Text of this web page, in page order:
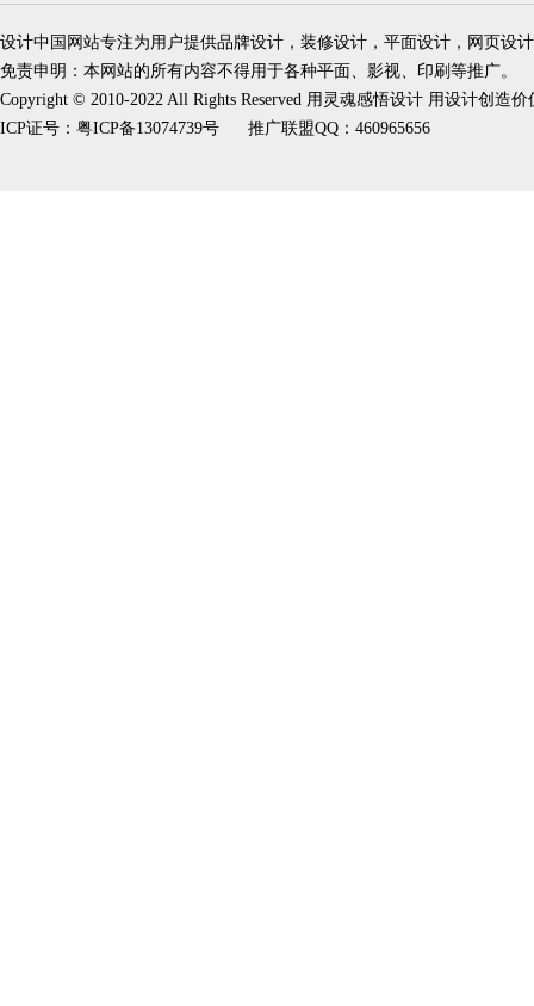
设计中国网站专注为用户提供品牌设计，装修设计，平面设计，网页设
免责申明：本网站的所有内容不得用于各种平面、影视、印刷等推广。
Copyright © 2010-2022 All Rights Reserved 用灵魂感悟设计 用设计创造
ICP证号： 粤ICP备13074739号 推广联盟QQ：460965656